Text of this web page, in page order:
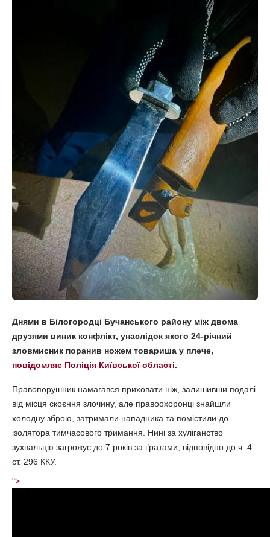
Днями в Білогородці Бучанського району між двома
друзями виник конфлікт, унаслідок якого 24-річний
зловмисник поранив ножем товариша у плече,
повідомляє Поліція Київської області.
Правопорушник намагався приховати ніж, залишивши подалі
від місця скоєння злочину, але правоохоронці знайшли
холодну зброю, затримали нападника та помістили до
ізолятора тимчасового тримання. Нині за хуліганство
зухвальцю загрожує до 7 років за ґратами, відповідно до ч. 4
ст. 296 ККУ.
">